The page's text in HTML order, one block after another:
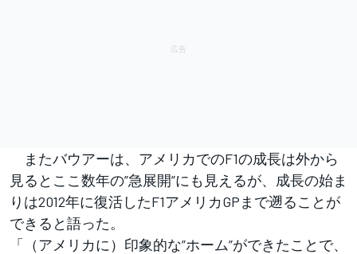
またバウアーは、アメリカでのF1の成長は外から
見るとここ数年の”急展開”にも見えるが、成長の始ま
りは2012年に復活したF1アメリカGPまで遡ることが
できると語った。
「（アメリカに）印象的な”ホーム”ができたことで、